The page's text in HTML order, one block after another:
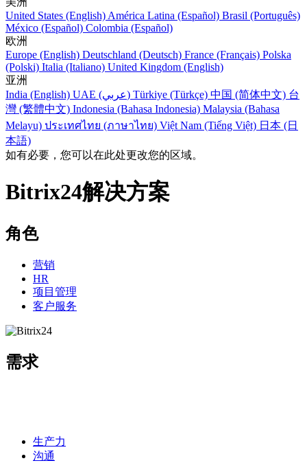
United States (English) América Latina (Español) Brasil (Português)
México (Español) Colombia (Español)
欧洲
Europe (English) Deutschland (Deutsch) France (Français) Polska
(Polski) Italia (Italiano) United Kingdom (English)
亚洲
India (English)
UAE (عربي) Türkiye (Türkçe) 中国 (简体中文) 台
灣 (繁體中文) Indonesia (Bahasa Indonesia) Malaysia (Bahasa
Melayu) ประเทศไทย (ภาษาไทย) Việt Nam (Tiếng Việt) 日本 (日
本語)
如有必要，您可以在此处更改您的区域。
Bitrix24解决方案
角色
营销
HR
项目管理
客户服务
需求
生产力
沟通